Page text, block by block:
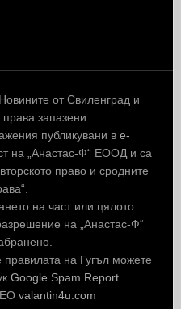
от Свиленград и
запазени.
публикувани в e-
на „Анастас-Ф“ ЕООД и са
право и сродните
на част или цялото
на „Анастас-Ф“
на Гугъл можете
Google Spam Report
valantin4u.com